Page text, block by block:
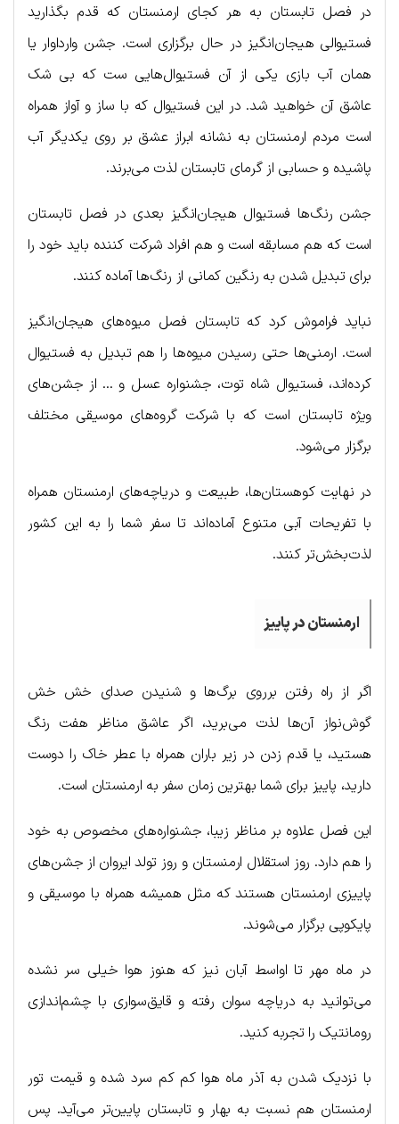
در فصل تابستان به هر کجای ارمنستان که قدم بگذارید
فستیوالی هیجان‌انگیز در حال برگزاری است. جشن وارداوار یا
همان آب بازی یکی از آن فستیوال‌هایی ست که بی شک
عاشق آن خواهید شد. در این فستیوال که با ساز و آواز همراه
است مردم ارمنستان به نشانه ابراز عشق بر روی یکدیگر آب
پاشیده و حسابی از گرمای تابستان لذت می‌برند.
جشن رنگ‌ها فستیوال هیجان‌انگیز بعدی در فصل تابستان
است که هم مسابقه است و هم افراد شرکت کننده باید خود را
برای تبدیل شدن به رنگین کمانی از رنگ‌ها آماده کنند.
نباید فراموش کرد که تابستان فصل میوه‌های هیجان‌انگیز
است. ارمنی‌ها حتی رسیدن میوه‌ها را هم تبدیل به فستیوال
کرده‌اند، فستیوال شاه توت، جشنواره عسل و … از جشن‌های
ویژه تابستان است که با شرکت گروه‌های موسیقی مختلف
برگزار می‌شود.
در نهایت کوهستان‌ها، طبیعت و دریاچه‌های ارمنستان همراه
با تفریحات آبی متنوع آماده‌اند تا سفر شما را به این کشور
لذت‌بخش‌تر کنند.
ارمنستان در پاییز
اگر از راه رفتن برروی برگ‌ها و شنیدن صدای خش خش
گوش‌نواز آن‌ها لذت می‌برید، اگر عاشق مناظر هفت رنگ
هستید، یا قدم زدن در زیر باران همراه با عطر خاک را دوست
دارید، پاییز برای شما بهترین زمان سفر به ارمنستان است.
این فصل علاوه بر مناظر زیبا، جشنواره‌های مخصوص به خود
را هم دارد. روز استقلال ارمنستان و روز تولد ایروان از جشن‌های
پاییزی ارمنستان هستند که مثل همیشه همراه با موسیقی و
پایکوپی برگزار می‌شوند.
در ماه مهر تا اواسط آبان نیز که هنوز هوا خیلی سر نشده
می‌توانید به دریاچه سوان رفته و قایق‌سواری با چشم‌اندازی
رومانتیک را تجربه کنید.
با نزدیک شدن به آذر ماه هوا کم کم سرد شده و قیمت تور
ارمنستان هم نسبت به بهار و تابستان پایین‌تر می‌آید. پس